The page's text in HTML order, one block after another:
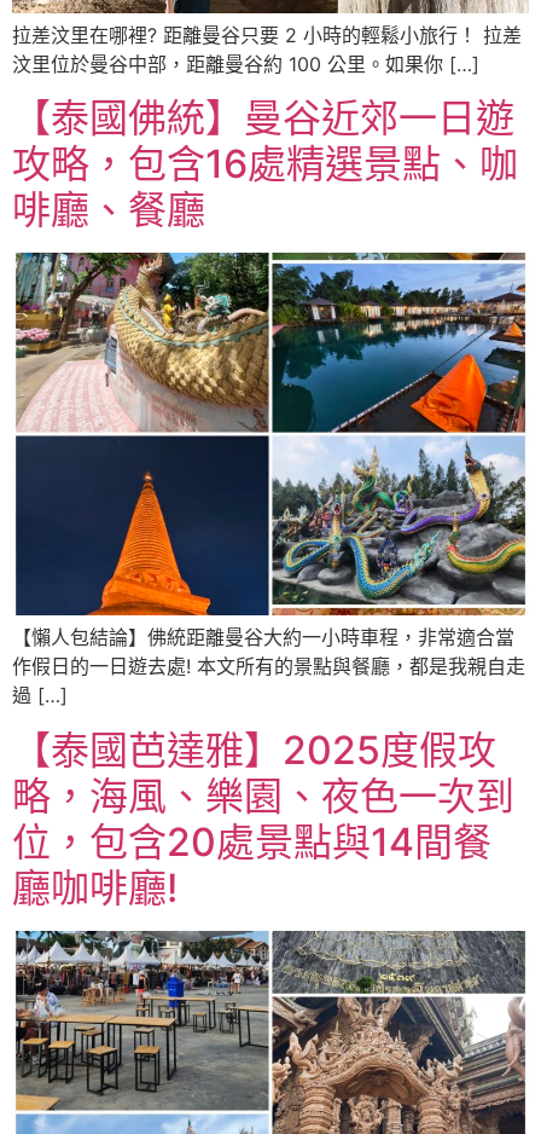
拉差汶里在哪裡? 距離曼谷只要 2 小時的輕鬆小旅行！ 拉差
汶里位於曼谷中部，距離曼谷約 100 公里。如果你 […]
【泰國佛統】曼谷近郊一日遊
攻略，包含16處精選景點、咖
啡廳、餐廳
【懶人包結論】佛統距離曼谷大約一小時車程，非常適合當
作假日的一日遊去處! 本文所有的景點與餐廳，都是我親自走
過 […]
【泰國芭達雅】2025度假攻
略，海風、樂園、夜色一次到
位，包含20處景點與14間餐
廳咖啡廳!